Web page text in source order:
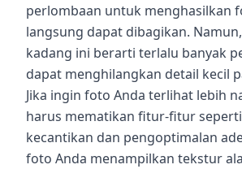
perlombaan untuk menghasilkan
langsung dapat dibagikan.
kadang ini berarti terlalu banyak
dapat menghilangkan detail kecil
Jika ingin foto Anda terlihat lebih
harus mematikan fitur-fitur
kecantikan dan pengoptimalan
foto Anda menampilkan tekstur